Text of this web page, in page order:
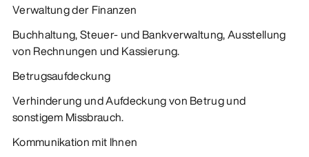
Verwaltung der Finanzen
Buchhaltung, Steuer- und Bankverwaltung, Ausstellung
von Rechnungen und Kassierung.
Betrugsaufdeckung
Verhinderung und Aufdeckung von Betrug und
sonstigem Missbrauch.
Kommunikation mit Ihnen